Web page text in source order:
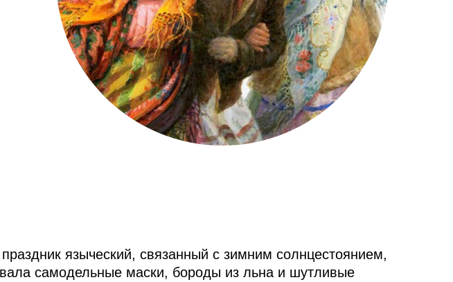
языческий, связанный с зимним солнцестоянием,
самодельные маски, бороды из льна и шутливые